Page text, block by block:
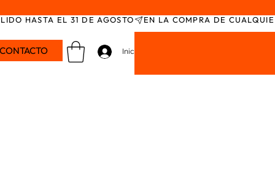
HASTA EL 31 DE AGOSTO
CONTACTO Iniciar sesión